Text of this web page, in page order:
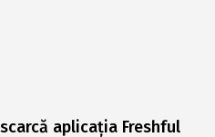
aplicația Freshful